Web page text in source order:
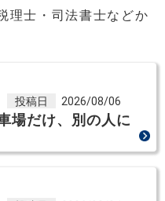
理士・司法書士などか
投稿日 2026/08/06
場だけ、別の人に